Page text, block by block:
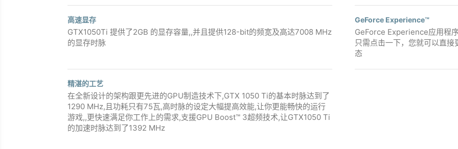
高速显存
GTX1050Ti 提供了2GB 的显存容量,,并且提供128-bit的频宽及高达7008 MHz
的显存时脉
GeForce Experience™
GeForce Experience应用程
只需点击一下，您就可以直
态
精湛的工艺
在全新设计的架构跟更先进的GPU制造技术下,GTX 1050 Ti的基本时脉达到了
1290 MHz,且功耗只有75瓦,高时脉的设定大幅提高效能,让你更能畅快的运行
游戏,,更快速满足你工作上的需求,支援GPU Boost™ 3超频技术,让GTX1050 Ti
的加速时脉达到了1392 MHz